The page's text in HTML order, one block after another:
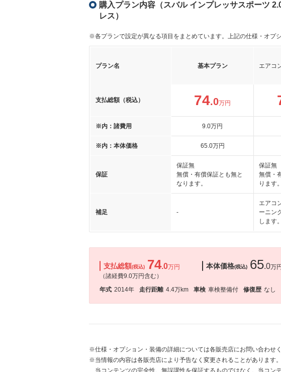
購入プラン内容（スバル インプレッサスポーツ
レス）
※各プランで設定が異なる項目をまとめています。上記の仕様・オプ
プラン名 基本プラン
エアコ
支払総額（税込） 74.0万円
※内：諸費用 9.0万円
※内：本体価格 65.0万円
保証
保証無
無償・有償保証とも無と
なります。
保証無
無償・
ります。
補足 -
エアコ
ーニン
します。
支払総額(税込) 74.0万円
（諸経費9.0万円含む）
本体価格(税込) 65.0万円
年式 2014年 走行距離 4.4万km 車検 車検整備付 修復歴 なし
※仕様・オプション・装備の詳細については各販売店にお問い合わせく
※当情報の内容は各販売店により予告なく変更されることがあります
当コンテンツの完全性、無誤謬性を保証するものではなく、当コン